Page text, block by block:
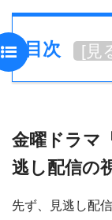
目次 [見
金曜ドラマ
逃し配信の
先ず、見逃し配